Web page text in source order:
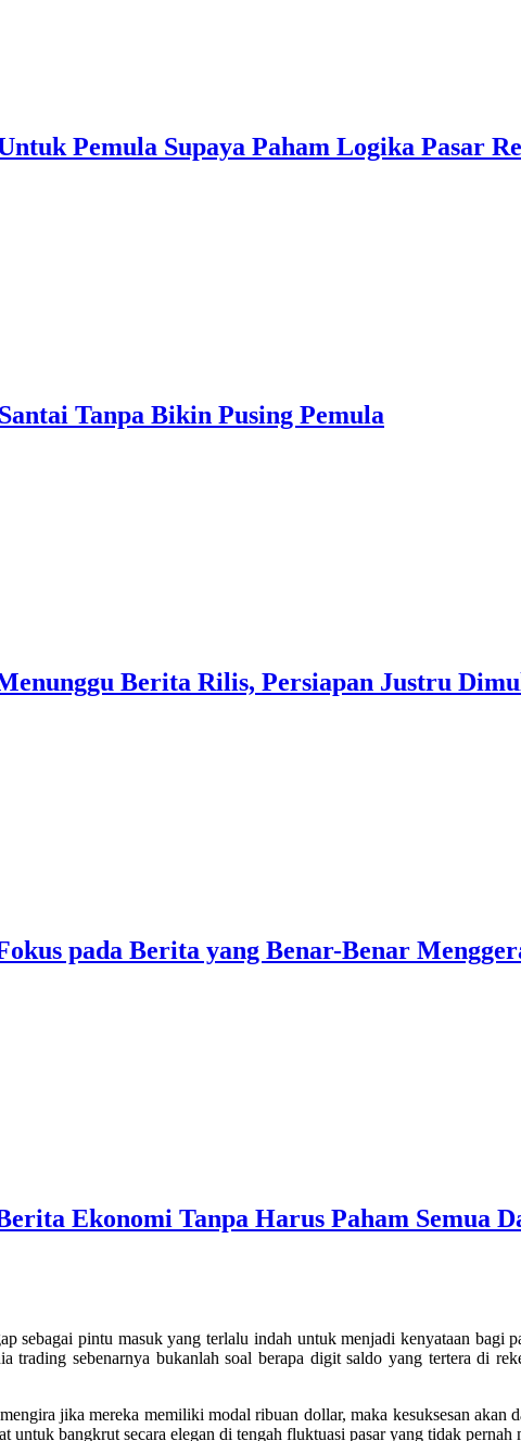
Pemula Supaya Paham Logika Pasar
Tanpa Bikin Pusing Pemula
Berita Rilis, Persiapan Justru
pada Berita yang Benar-Benar
Ekonomi Tanpa Harus Paham Semua
sebagai pintu masuk yang terlalu indah untuk menjadi kenyataan bagi
trading sebenarnya bukanlah soal berapa digit saldo yang tertera di
jika mereka memiliki modal ribuan dollar, maka kesuksesan akan
untuk bangkrut secara elegan di tengah fluktuasi pasar yang tidak pernah